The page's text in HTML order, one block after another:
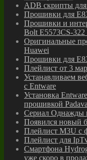
ADB скрипты
Прошивки для
Прошивки и
Bolt E5573CS-
Оригинальные
Huawei
Прошивки для
Плейлист от 3
Устанавливаем
с Entware
Установка
прошивкой
Сериал Однажды
Появился новый
Плейлист M3U с
Плейлист для
Cмартфона
уже скоро в